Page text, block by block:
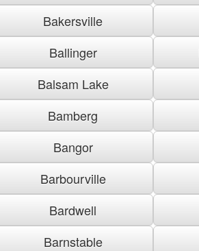
Bakersville
Ballinger
Balsam Lake
Bamberg
Bangor
Barbourville
Bardwell
Barnstable